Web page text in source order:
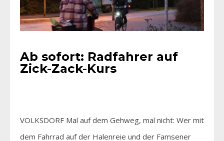
Ab sofort: Radfahrer auf
Zick-Zack-Kurs
VOLKSDORF Mal auf dem Gehweg, mal nicht: Wer mit
dem Fahrrad auf der Halenreie und der Famsener